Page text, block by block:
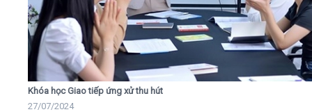
Khóa học Giao tiếp ứng xử thu hút
27/07/2024